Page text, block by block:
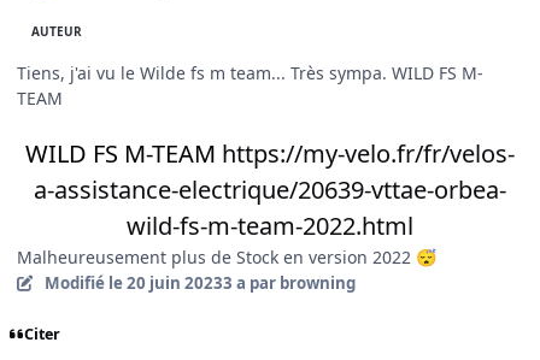
AUTEUR
Tiens, j'ai vu le Wilde fs m team... Très sympa. WILD FS M-
TEAM
WILD FS M-TEAM https://my-velo.fr/fr/velos-
a-assistance-electrique/20639-vttae-orbea-
wild-fs-m-team-2022.html
Malheureusement plus de Stock en version 2022 😴
Modifié le 20 juin 20233 a par browning
Citer